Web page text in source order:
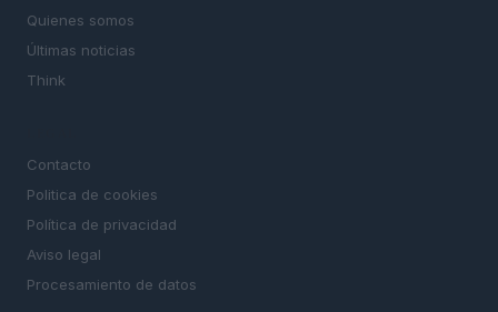
Quienes somos
Últimas noticias
Think
Contacto
Politica de cookies
Política de privacidad
Aviso legal
Procesamiento de datos